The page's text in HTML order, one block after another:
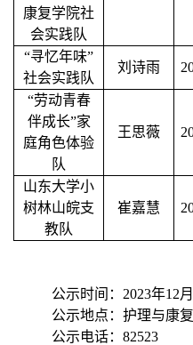
康复学院社
会实践队
“寻忆年味”
社会实践队
刘诗雨
“劳动青春
伴成长”家
庭角色体验
队
王思薇
山东大学小
树林山皖支
教队
崔嘉慧
公示时间： 2023年12
公示地点：护理与康
公示电话： 82523